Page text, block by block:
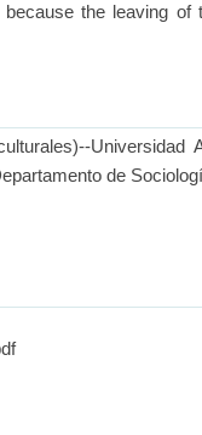
the leaving of
Universidad
de